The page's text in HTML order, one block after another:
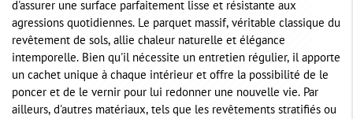
d'assurer une surface parfaitement lisse et résistante aux
agressions quotidiennes. Le parquet massif, véritable classique du
revêtement de sols, allie chaleur naturelle et élégance
intemporelle. Bien qu'il nécessite un entretien régulier, il apporte
un cachet unique à chaque intérieur et offre la possibilité de le
poncer et de le vernir pour lui redonner une nouvelle vie. Par
ailleurs, d'autres matériaux, tels que les revêtements stratifiés ou